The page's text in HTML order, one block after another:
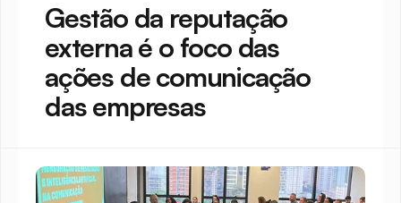
Gestão da reputação
externa é o foco das
ações de comunicação
das empresas